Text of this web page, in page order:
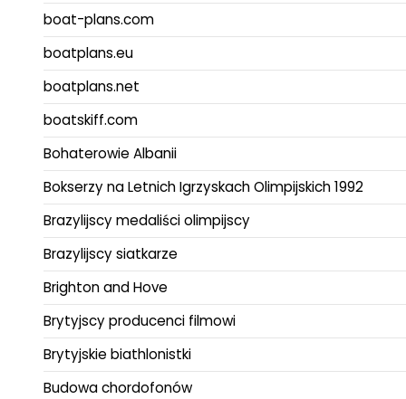
boat-plans.com
boatplans.eu
boatplans.net
boatskiff.com
Bohaterowie Albanii
Bokserzy na Letnich Igrzyskach Olimpijskich 1992
Brazylijscy medaliści olimpijscy
Brazylijscy siatkarze
Brighton and Hove
Brytyjscy producenci filmowi
Brytyjskie biathlonistki
Budowa chordofonów